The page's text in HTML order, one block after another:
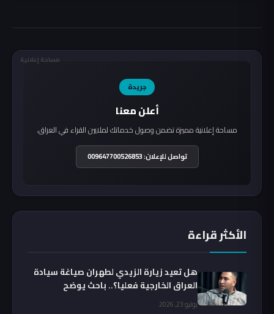
مساحة إعلانية
جريدة
أعلن معنا
مساحة إعلانية مميزة تضمن وصول خدماتك لملايين القراء في العراق.
تواصل للإعلان: 009647700526853
الأكثر قراءة
هل تعيد زيارة الزيدي لطهران صياغة سيادة
العراق الخارجية فعليا؟.. باحث يوضح
يوليو 23, 2026